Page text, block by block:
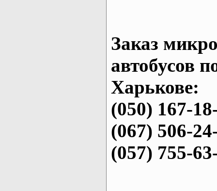
Заказ
автобусов
Харькове:
(050) 167-
(067) 506-
(057) 755-